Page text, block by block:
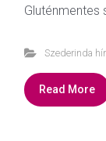
Gluténmentes
Szederinda
Read More